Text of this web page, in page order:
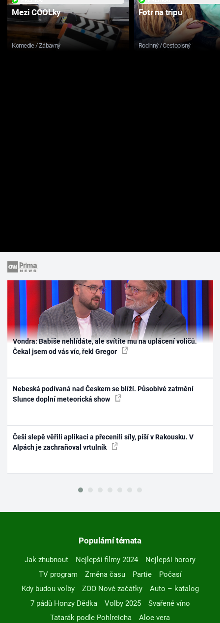
Mezi COOLky
Komedie / Zábavný
Fotr na tripu
Rodinný / Cestopisný
Vondra: Babiše nehlídáte, ale svítíte mu na uplácení voličů.
Čekal jsem od vás víc, řekl Gregor
Nebeská podívaná nad Českem se blíží. Působivé zatmění
Slunce doplní meteorická show
Češi slepě věřili aplikaci a přecenili síly, píší v Rakousku. V
Alpách je zachraňoval vrtulník
Populární témata
Jak zhubnout Nejlepší filmy 2024
Nejlepší horory
TV program
Změna času Partie
Počasí
Kdy budou volby
ZOO Nové začátky
Auto – katalog
7 pádů Honzy Dědka
Volby 2025
Svařené víno
Tatarák podle Pohlreicha
Aloe vera